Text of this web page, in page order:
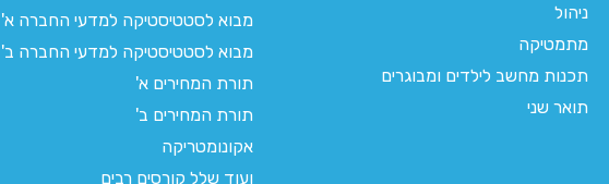
ניהול
מתמטיקה
תכנות מחשב לילדים ומבוגרים
תואר שני
מבוא לסטטיסטיקה למדעי החברה א'
מבוא לסטטיסטיקה למדעי החברה ב'
תורת המחירים א'
תורת המחירים ב'
אקונומטריקה
ועוד שלל קורסים רבים